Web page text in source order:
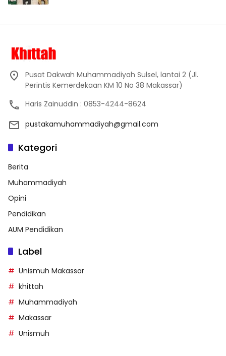
Pusat Dakwah Muhammadiyah Sulsel, lantai 2 (Jl.
Perintis Kemerdekaan KM 10 No 38 Makassar)
Haris Zainuddin : 0853-4244-8624
pustakamuhammadiyah@gmail.com
Kategori
Berita
Muhammadiyah
Opini
Pendidikan
AUM Pendidikan
Label
Unismuh Makassar
khittah
Muhammadiyah
Makassar
Unismuh